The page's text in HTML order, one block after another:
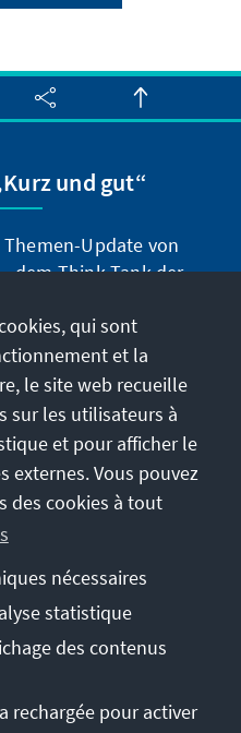
und gut“
Update von
dem Think-Tank der
in unregelmäßigen
über Themen, die wir
für wichtig halten.
des données
Barriere melden
qui sont
et la
le site web recueille
sur les utilisateurs à
et pour afficher le
externes. Vous pouvez
des cookies à tout
nécessaires
statistique
des contenus
rechargée pour activer